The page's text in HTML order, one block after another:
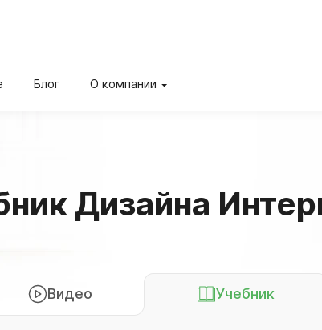
Блог О компании
Дизайна
Видео Учебник